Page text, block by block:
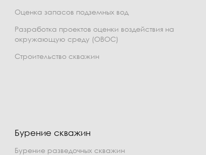
Оценка запасов подземных вод
Разработка проектов оценки воздействия на
окружающую среду (ОВОС)
Строительство скважин
Бурение скважин
Бурение разведочных скважин